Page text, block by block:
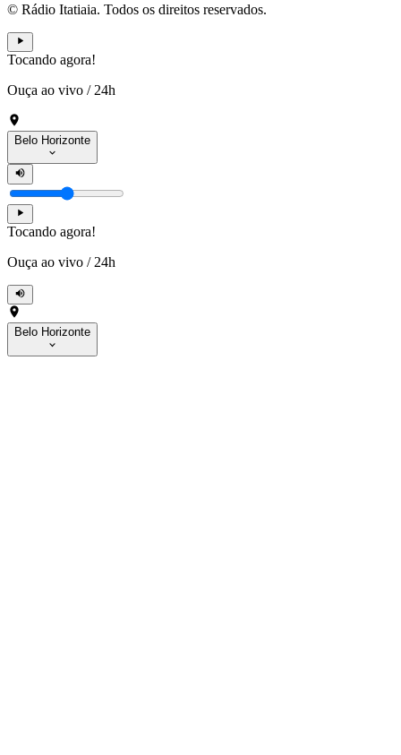
© Rádio Itatiaia. Todos os direitos reservados.
Tocando agora!
Ouça ao vivo / 24h
Belo Horizonte
Tocando agora!
Ouça ao vivo / 24h
Belo Horizonte